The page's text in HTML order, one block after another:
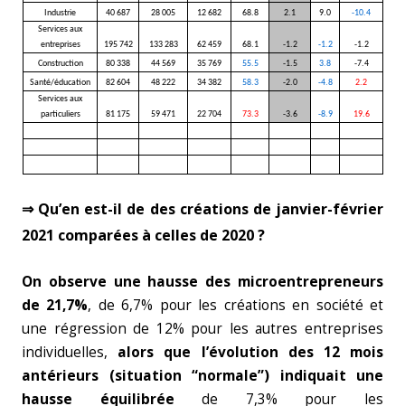
Industrie
40 687 28 005 12 682 68.8 2.1 9.0
-10.4
Services aux
entreprises
195 742 133 283 62 459 68.1 -1.2 -1.2
-1.2
Construction
80 338 44 569 35 769 55.5 -1.5 3.8
-7.4
Santé/éducation
82 604 48 222 34 382 58.3 -2.0 -4.8
2.2
Services aux
particuliers
81 175 59 471 22 704 73.3 -3.6 -8.9 19.6
⇒ Qu’en est-il de des créations de janvier-février
2021 comparées à celles de 2020 ?
On observe une hausse des microentrepreneurs
de 21,7%, de 6,7% pour les créations en société et
une régression de 12% pour les autres entreprises
individuelles, alors que l’évolution des 12 mois
antérieurs (situation “normale”) indiquait une
hausse équilibrée de 7,3% pour les